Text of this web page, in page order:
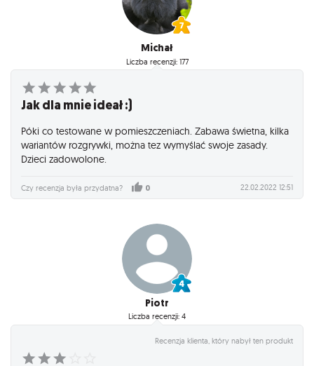
Michał
Liczba recenzji: 177
Jak dla mnie ideał :)
Póki co testowane w pomieszczeniach. Zabawa świetna, kilka
wariantów rozgrywki, można tez wymyślać swoje zasady.
Dzieci zadowolone.
Czy recenzja była przydatna? 0 22.02.2022 12:51
Piotr
Liczba recenzji: 4
Recenzja klienta, który nabył ten produkt